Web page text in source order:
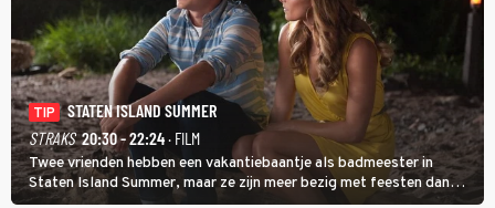
TIP
STATEN ISLAND SUMMER
STRAKS 20:30 - 22:24· FILM
Twee vrienden hebben een vakantiebaantje als badmeester in
Staten Island Summer, maar ze zijn meer bezig met feesten dan
met werken.